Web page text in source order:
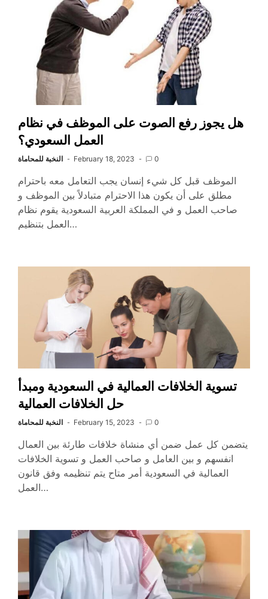
هل يجوز رفع الصوت على الموظف في نظام
العمل السعودي؟
النخبة للمحاماة February 18, 2023 0
الموظف قبل كل شيء إنسان يجب التعامل معه باحترام
مطلق على أن يكون هذا الاحترام متبادلاً بين الموظف و
صاحب العمل و في المملكة العربية السعودية يقوم نظام
العمل بتنظيم…
تسوية الخلافات العمالية في السعودية ومبدأ
حل الخلافات العمالية
النخبة للمحاماة February 15, 2023 0
يتضمن كل عمل ضمن أي منشاة خلافات طارئة بين العمال
انفسهم و بين العامل و صاحب العمل و تسوية الخلافات
العمالية في السعودية أمر متاح يتم تنظيمه وفق قانون
العمل…